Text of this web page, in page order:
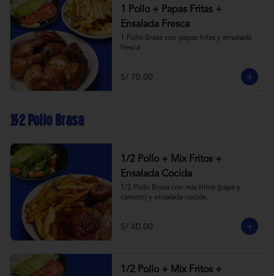
1 Pollo + Papas Fritas +
Ensalada Fresca
1 Pollo Brasa con papas fritas y ensalada
fresca
S/ 70.00
1/2 Pollo Brasa
1/2 Pollo + Mix Fritos +
Ensalada Cocida
1/2 Pollo Brasa con mix fritos (papa y
camote) y ensalada cocida.
S/ 40.00
1/2 Pollo + Mix Fritos +